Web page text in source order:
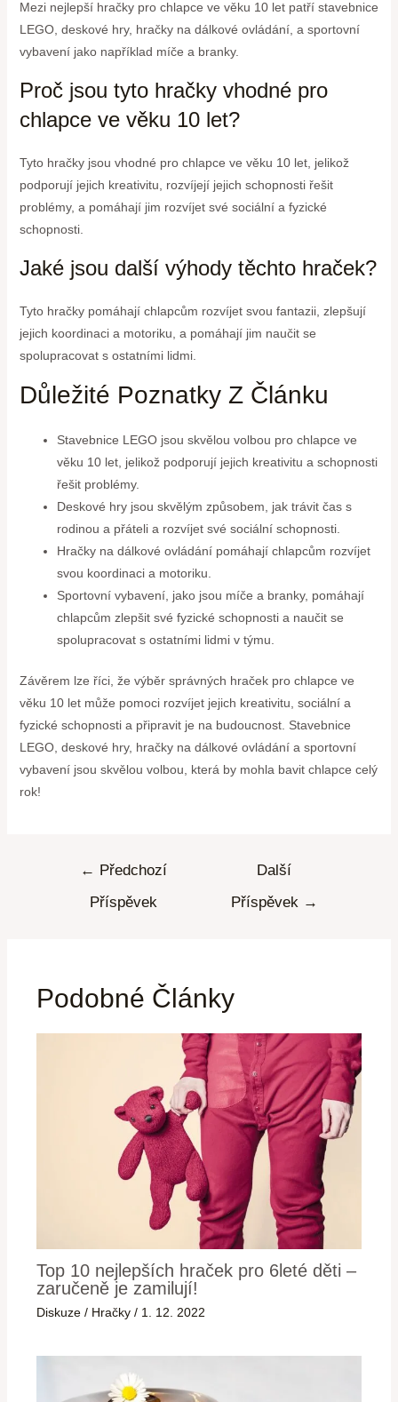
Mezi nejlepší hračky pro chlapce ve věku 10 let patří stavebnice
LEGO, deskové hry, hračky na dálkové ovládání, a sportovní
vybavení jako například míče a branky.
Proč jsou tyto hračky vhodné pro
chlapce ve věku 10 let?
Tyto hračky jsou vhodné pro chlapce ve věku 10 let, jelikož
podporují jejich kreativitu, rozvíjejí jejich schopnosti řešit
problémy, a pomáhají jim rozvíjet své sociální a fyzické
schopnosti.
Jaké jsou další výhody těchto hraček?
Tyto hračky pomáhají chlapcům rozvíjet svou fantazii, zlepšují
jejich koordinaci a motoriku, a pomáhají jim naučit se
spolupracovat s ostatními lidmi.
Důležité Poznatky Z Článku
Stavebnice LEGO jsou skvělou volbou pro chlapce ve
věku 10 let, jelikož podporují jejich kreativitu a schopnosti
řešit problémy.
Deskové hry jsou skvělým způsobem, jak trávit čas s
rodinou a přáteli a rozvíjet své sociální schopnosti.
Hračky na dálkové ovládání pomáhají chlapcům rozvíjet
svou koordinaci a motoriku.
Sportovní vybavení, jako jsou míče a branky, pomáhají
chlapcům zlepšit své fyzické schopnosti a naučit se
spolupracovat s ostatními lidmi v týmu.
Závěrem lze říci, že výběr správných hraček pro chlapce ve
věku 10 let může pomoci rozvíjet jejich kreativitu, sociální a
fyzické schopnosti a připravit je na budoucnost. Stavebnice
LEGO, deskové hry, hračky na dálkové ovládání a sportovní
vybavení jsou skvělou volbou, která by mohla bavit chlapce celý
rok!
← Předchozí
Příspěvek
Další
Příspěvek →
Podobné Články
Top 10 nejlepších hraček pro 6leté děti –
zaručeně je zamilují!
Diskuze / Hračky / 1. 12. 2022